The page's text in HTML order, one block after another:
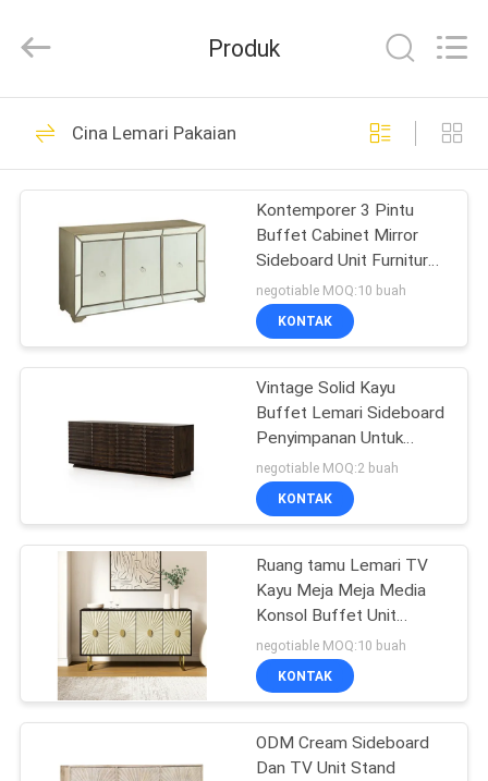
RUMAH
PRODUK
VIDEO
TAMPILAN
VR
TENTANG
WISATA
PABRIK
HUBUNGI
KAMI
Furniture
Rights
Furnitur Ruang
61
Perabot Ruang
Makan
21
Make-up Vanity
49
Produk
Cina Lemari Pakaian
Kontemporer 3 Pintu
Buffet Cabinet Mirror
Sideboard Unit Furnitur
Rumah
negotiable MOQ:10 buah
KONTAK
Vintage Solid Kayu
Buffet Lemari Sideboard
Penyimpanan Untuk
Makan
negotiable MOQ:2 buah
KONTAK
Ruang tamu Lemari TV
Kayu Meja Meja Media
Konsol Buffet Unit
Tampilan
negotiable MOQ:10 buah
KONTAK
ODM Cream Sideboard
Dan TV Unit Stand